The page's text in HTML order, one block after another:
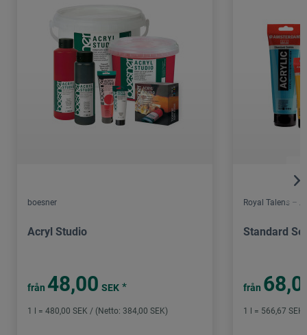
boesner
Acryl Studio
från 48,00 SEK *
1 l = 480,00 SEK / (Netto: 384,00 SEK)
Royal Talens –
Standard
från
1 l = 566,67